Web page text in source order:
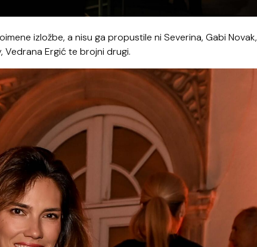
izložbe, a nisu ga propustile ni Severina, Gabi Novak,
Vedrana Ergić te brojni drugi.